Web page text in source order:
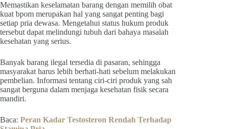
Memastikan keselamatan barang dengan memilih obat
kuat bpom merupakan hal yang sangat penting bagi
setiap pria dewasa. Mengetahui status hukum produk
tersebut dapat melindungi tubuh dari bahaya masalah
kesehatan yang serius.
Banyak barang ilegal tersedia di pasaran, sehingga
masyarakat harus lebih berhati-hati sebelum melakukan
pembelian. Informasi tentang ciri-ciri produk yang sah
sangat berguna dalam menjaga kesehatan fisik secara
mandiri.
Baca: Peran Kadar Testosteron Rendah Terhadap